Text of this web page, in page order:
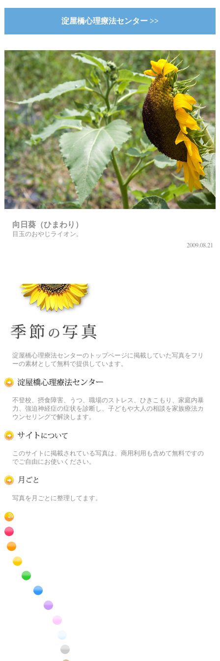
淀屋橋心理療法センター >>
向日葵（ひまわり）
目玉のおやじライオン。
2009.08.21
淀屋橋心理療法センターのトップページに掲載していた写真をフリ
ーの素材として無料で提供しています。
不登校、摂食障害、うつ、職場のストレス、ひきこもり、家庭内暴
力、強迫神経症の症状を診断し、子どもや大人の相談を家族療法カ
ウンセリングで解決します。
このサイトに掲載されている写真は、商用利用も含めて無料ですの
でご自由にお使いください。
写真を月ごとに整理してます。
RSS
赤色の花のフリー写真素材
橙色の花のフリー写真素材
黄色の花のフリー写真素材
緑色の花のフリー写真素材
青色の花のフリー写真素材
紫色の花のフリー写真素材
白色の花のフリー写真素材
昆虫のフリー写真素材